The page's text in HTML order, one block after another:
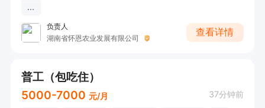
...
负责人
湖南省怀恩农业发展有限公司
查看详情
普工（包吃住）
5000-7000 元/月 37分钟前